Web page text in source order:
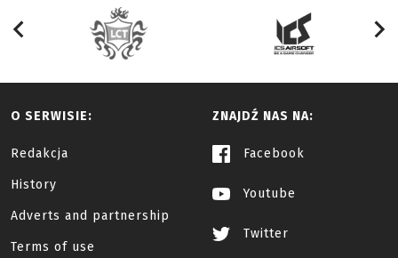
O SERWISIE:
Redakcja
History
Adverts and partnership
Terms of use
ZNAJDŹ NAS NA:
Facebook
Youtube
Twitter